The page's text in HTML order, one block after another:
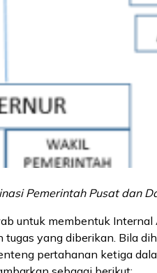
Pemerintah Pusat dan
untuk membentuk
yang diberikan. Bila
pertahanan ketiga